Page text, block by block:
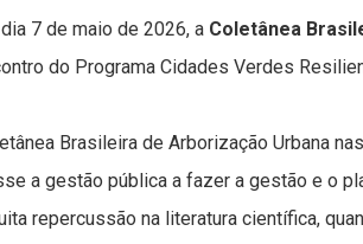
7 de maio de 2026, a Coletânea
do Programa Cidades Verdes
Brasileira de Arborização Urbana
a gestão pública a fazer a gestão e o
repercussão na literatura científica,